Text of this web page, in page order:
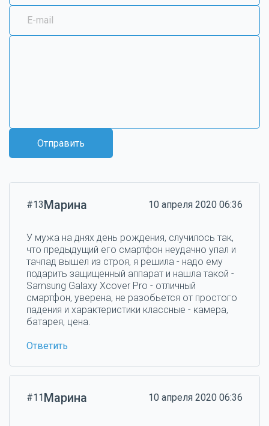
Отправить
#13Марина 10 апреля 2020 06:36
У мужа на днях день рождения, случилось так,
что предыдущий его смартфон неудачно упал и
тачпад вышел из строя, я решила - надо ему
подарить защищенный аппарат и нашла такой -
Samsung Galaxy Xcover Pro - отличный
смартфон, уверена, не разобьется от простого
падения и характеристики классные - камера,
батарея, цена.
Ответить
#11Марина 10 апреля 2020 06:36